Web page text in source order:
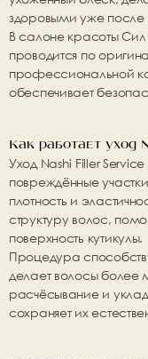
здоровыми уже
В салоне красоты Сил
проводится по
профессиональной
обеспечивает
Как работает уход
Уход Nashi Filler Service
повреждённые
плотность и
структуру волос,
поверхность кутикулы.
Процедура
делает волосы более
расчёсывание и
сохраняет их